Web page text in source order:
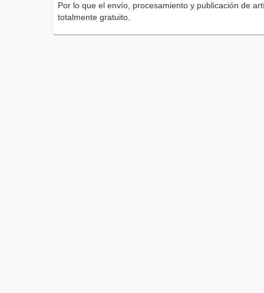
Por lo que el envío, procesamiento y publicación de
totalmente gratuito.